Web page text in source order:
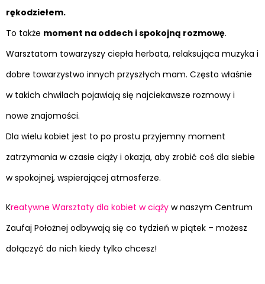
rękodziełem.
To także moment na oddech i spokojną rozmowę.
Warsztatom towarzyszy ciepła herbata, relaksująca muzyka i
dobre towarzystwo innych przyszłych mam. Często właśnie
w takich chwilach pojawiają się najciekawsze rozmowy i
nowe znajomości.
Dla wielu kobiet jest to po prostu przyjemny moment
zatrzymania w czasie ciąży i okazja, aby zrobić coś dla siebie
w spokojnej, wspierającej atmosferze.
Kreatywne Warsztaty dla kobiet w ciąży w naszym Centrum
Zaufaj Położnej odbywają się co tydzień w piątek – możesz
dołączyć do nich kiedy tylko chcesz!